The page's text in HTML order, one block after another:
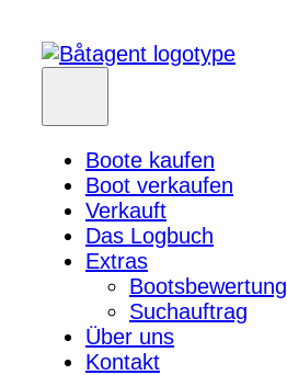
Boote kaufen
Boot verkaufen
Verkauft
Das Logbuch
Extras
Bootsbewertung
Suchauftrag
Über uns
Kontakt